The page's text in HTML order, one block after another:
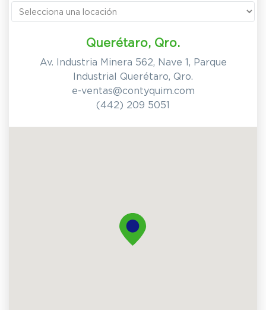
Querétaro, Qro.
Av. Industria Minera 562, Nave 1, Parque
Industrial Querétaro, Qro.
e-ventas@contyquim.com
(442) 209 5051